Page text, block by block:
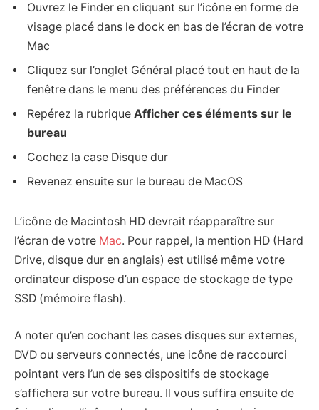
Ouvrez le Finder en cliquant sur l’icône en forme de
visage placé dans le dock en bas de l’écran de votre
Mac
Cliquez sur l’onglet Général placé tout en haut de la
fenêtre dans le menu des préférences du Finder
Repérez la rubrique Afficher ces éléments sur le
bureau
Cochez la case Disque dur
Revenez ensuite sur le bureau de MacOS
L’icône de Macintosh HD devrait réapparaître sur
l’écran de votre Mac. Pour rappel, la mention HD (Hard
Drive, disque dur en anglais) est utilisé même votre
ordinateur dispose d’un espace de stockage de type
SSD (mémoire flash).
A noter qu’en cochant les cases disques sur externes,
DVD ou serveurs connectés, une icône de raccourci
pointant vers l’un de ses dispositifs de stockage
s’affichera sur votre bureau. Il vous suffira ensuite de